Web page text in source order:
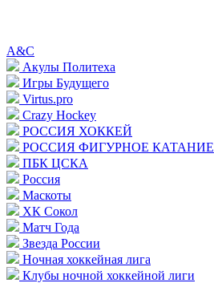
A&C
Акулы Политеха
Игры Будущего
Virtus.pro
Crazy Hockey
РОССИЯ ХОККЕЙ
РОССИЯ ФИГУРНОЕ КАТАНИЕ
ПБК ЦСКА
Россия
Маскоты
ХК Сокол
Матч Года
Звезда России
Ночная хоккейная лига
Клубы ночной хоккейной лиги